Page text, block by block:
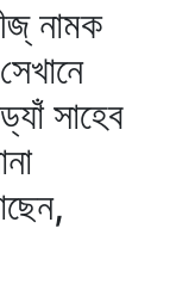
নামক
সাহেব